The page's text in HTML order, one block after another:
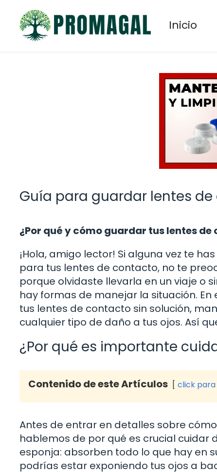
contenido
Inicio
Guía para guardar lentes
¿Por qué y cómo guardar tus lentes
¡Hola, amigo lector! Si alguna vez te
para tus lentes de contacto, no te
porque olvidaste llevarla en un viaje o
hay formas de manejar la situación.
tus lentes de contacto sin solución,
cualquier tipo de daño a tus ojos. Así
¿Por qué es importante
Contenido de este Artículos click
Antes de entrar en detalles sobre
hablemos de por qué es crucial cuidar
esponja: absorben todo lo que hay en
podrías estar exponiendo tus ojos a